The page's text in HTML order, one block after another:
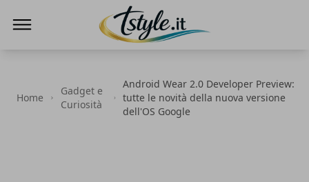
Home
Gadget e
Curiosità
Android Wear 2.0 Developer Preview:
tutte le novità della nuova versione
dell'OS Google